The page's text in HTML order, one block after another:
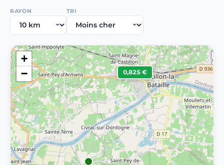
RAYON TRI
0,825 €
+
−